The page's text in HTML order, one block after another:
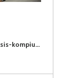
AYO TZRB219B3-Z113 rašomasis-kompiuterinių žaidimų stalas su LED